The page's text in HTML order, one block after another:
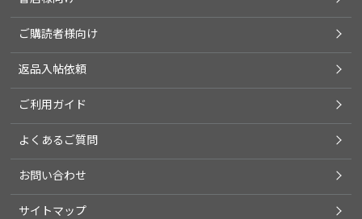
ご購読者様向け
返品入帖依頼
ご利用ガイド
よくあるご質問
お問い合わせ
サイトマップ